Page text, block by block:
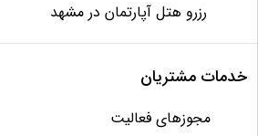
رزرو هتل آپارتمان در مشهد
خدمات مشتریان
مجوزهای فعالیت